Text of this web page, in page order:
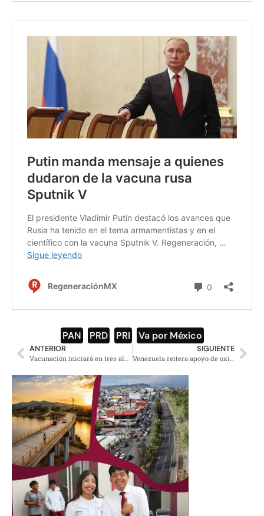
PAN PRD PRI Va por México
ANTERIOR
Vacunación iniciará en tres alcaldías: Sheinbaum
SIGUIENTE
Venezuela reitera apoyo de oxígeno a Brasil